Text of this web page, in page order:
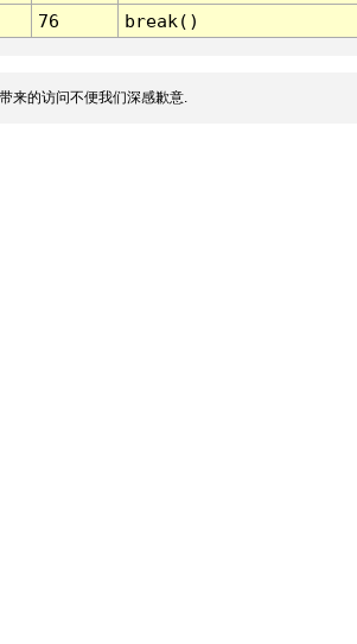
76 break()
来的访问不便我们深感歉意.